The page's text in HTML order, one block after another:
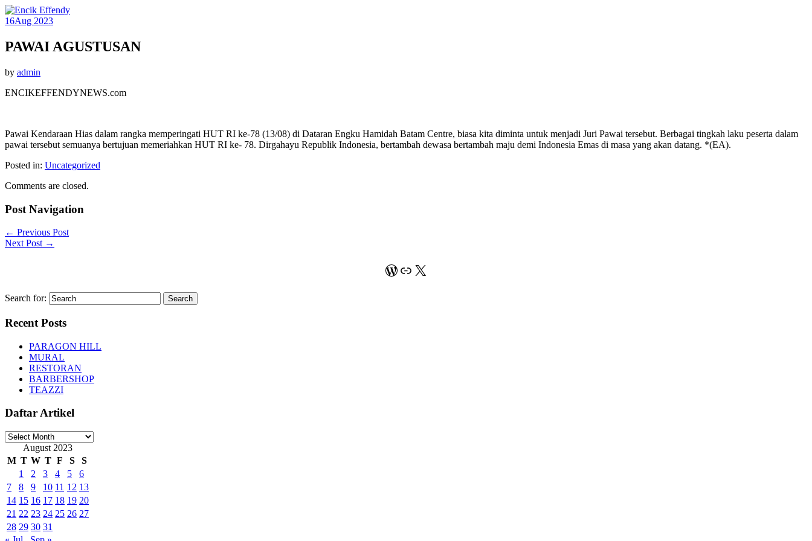
16Aug 2023
PAWAI AGUSTUSAN
by admin
ENCIKEFFENDYNEWS.com
Pawai Kendaraan Hias dalam rangka memperingati HUT RI ke-78 (13/08) di Dataran Engku Hamidah Batam Centre, biasa kita diminta untuk menjadi Juri Pawai tersebut. Berbagai tingkah laku peserta dalam
pawai tersebut semuanya bertujuan memeriahkan HUT RI ke- 78. Dirgahayu Republik Indonesia, bertambah dewasa bertambah maju demi Indonesia Emas di masa yang akan datang. *(EA).
Posted in: Uncategorized
Comments are closed.
Post Navigation
← Previous Post
Next Post →
WordPress
Link
X
Search for:
Recent Posts
PARAGON HILL
MURAL
RESTORAN
BARBERSHOP
TEAZZI
Daftar Artikel
Daftar
ArtikelAugust 2023
M T W T F S
S
1
2 3 4 5
6
7
8 9 10 11 12 13
14 15 16 17 18 19 20
21 22 23 24 25 26 27
28 29 30 31